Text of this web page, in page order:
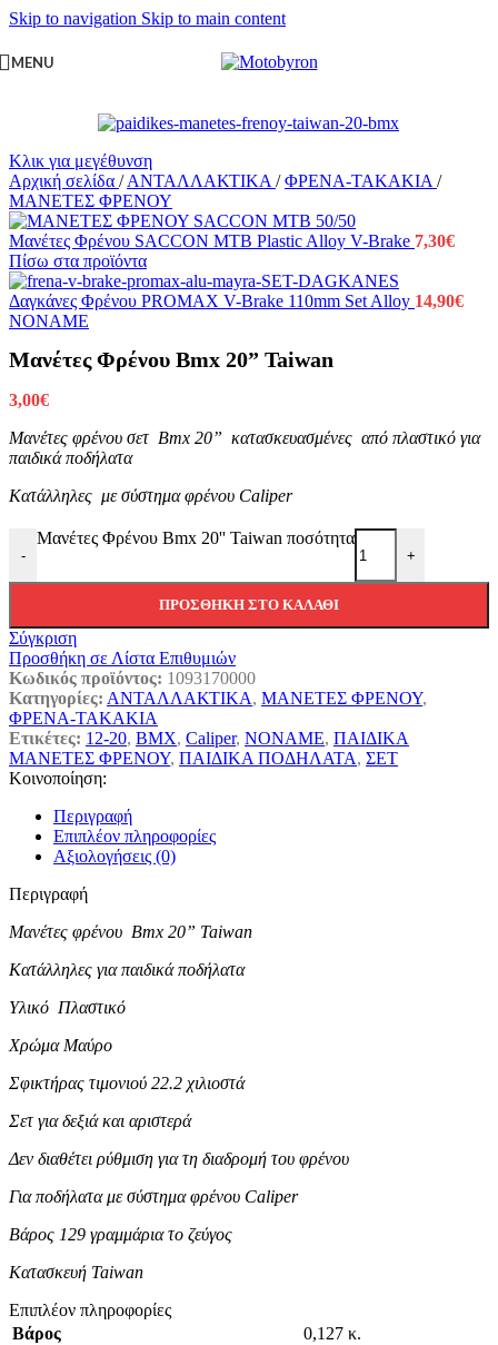
Skip to navigation Skip to main content
MENU
Κλικ για μεγέθυνση
Αρχική σελίδα / ΑΝΤΑΛΛΑΚΤΙΚΑ / ΦΡΕΝΑ-TAKAKIA /
ΜΑΝΕΤΕΣ ΦΡΕΝΟΥ
Μανέτες Φρένου SACCON MTB Plastic Alloy V-Brake 7,30€
Πίσω στα προϊόντα
Δαγκάνες Φρένου PROMAX V-Brake 110mm Set Alloy 14,90€
NONAME
Μανέτες Φρένου Bmx 20” Taiwan
3,00€
Μανέτες φρένου σετ Bmx 20” κατασκευασμένες από πλαστικό για
παιδικά ποδήλατα
Κατάλληλες με σύστημα φρένου Caliper
-
Μανέτες Φρένου Bmx 20'' Taiwan ποσότητα
+
ΠΡΟΣΘΉΚΗ ΣΤΟ ΚΑΛΆΘΙ
Σύγκριση
Προσθήκη σε Λίστα Επιθυμιών
Κωδικός προϊόντος: 1093170000
Κατηγορίες: ΑΝΤΑΛΛΑΚΤΙΚΑ, ΜΑΝΕΤΕΣ ΦΡΕΝΟΥ,
ΦΡΕΝΑ-TAKAKIA
Ετικέτες: 12-20, BMX, Caliper, NONAME, ΠΑΙΔΙΚΑ
ΜΑΝΕΤΕΣ ΦΡΕΝΟΥ, ΠΑΙΔΙΚΑ ΠΟΔΗΛΑΤΑ, ΣΕΤ
Κοινοποίηση:
Περιγραφή
Επιπλέον πληροφορίες
Αξιολογήσεις (0)
Περιγραφή
Μανέτες φρένου Bmx 20” Taiwan
Κατάλληλες για παιδικά ποδήλατα
Υλικό Πλαστικό
Χρώμα Μαύρο
Σφικτήρας τιμονιού 22.2 χιλιοστά
Σετ για δεξιά και αριστερά
Δεν διαθέτει ρύθμιση για τη διαδρομή του φρένου
Για ποδήλατα με σύστημα φρένου Caliper
Βάρος 129 γραμμάρια το ζεύγος
Κατασκευή Taiwan
Επιπλέον πληροφορίες
Βάρος
0,127 κ.